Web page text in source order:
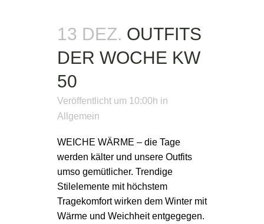
13 DEZ. OUTFITS
DER WOCHE KW
50
Veröffentlicht um 10:00h in
Allgemein
WEICHE WÄRME – die Tage
werden kälter und unsere Outfits
umso gemütlicher. Trendige
Stilelemente mit höchstem
Tragekomfort wirken dem Winter mit
Wärme und Weichheit entgegegen.